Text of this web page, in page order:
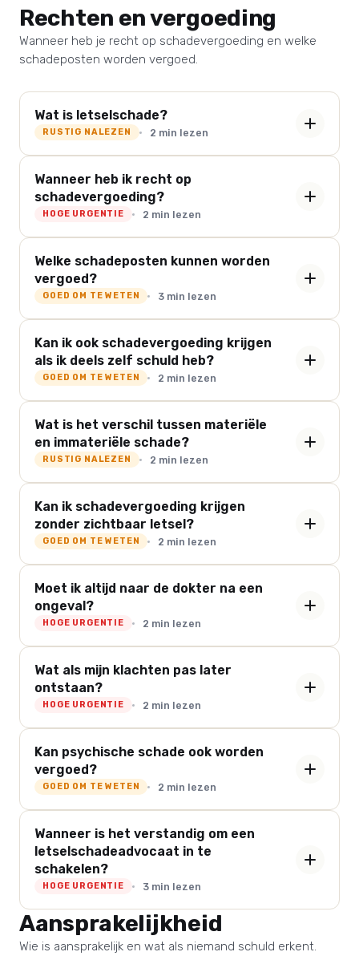
Rechten en vergoeding
Wanneer heb je recht op schadevergoeding en welke
schadeposten worden vergoed.
Wat is letselschade?
RUSTIG NALEZEN 2 min lezen
Wanneer heb ik recht op
schadevergoeding?
HOGE URGENTIE 2 min lezen
Welke schadeposten kunnen worden
vergoed?
GOED OM TE WETEN 3 min lezen
Kan ik ook schadevergoeding krijgen
als ik deels zelf schuld heb?
GOED OM TE WETEN 2 min lezen
Wat is het verschil tussen materiële
en immateriële schade?
RUSTIG NALEZEN 2 min lezen
Kan ik schadevergoeding krijgen
zonder zichtbaar letsel?
GOED OM TE WETEN 2 min lezen
Moet ik altijd naar de dokter na een
ongeval?
HOGE URGENTIE 2 min lezen
Wat als mijn klachten pas later
ontstaan?
HOGE URGENTIE 2 min lezen
Kan psychische schade ook worden
vergoed?
GOED OM TE WETEN 2 min lezen
Wanneer is het verstandig om een
letselschadeadvocaat in te
schakelen?
HOGE URGENTIE 3 min lezen
Aansprakelijkheid
Wie is aansprakelijk en wat als niemand schuld erkent.